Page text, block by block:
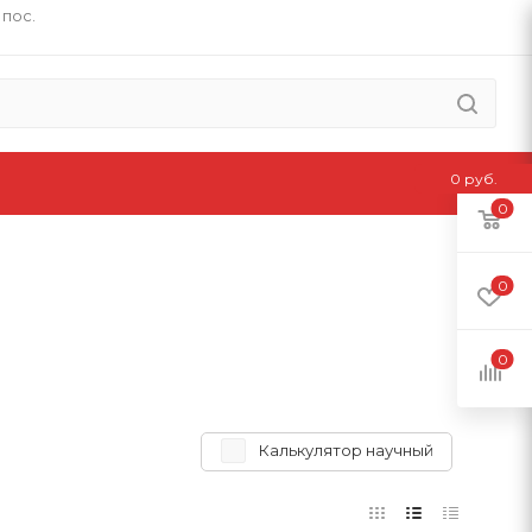
Калькулятор научный
0
0
0
0 руб.